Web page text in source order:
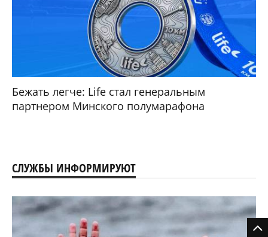
Бежать легче: Life стал генеральным
партнером Минского полумарафона
СЛУЖБЫ ИНФОРМИРУЮТ